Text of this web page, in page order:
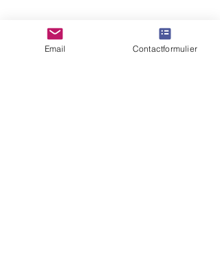
Email Contactformulier